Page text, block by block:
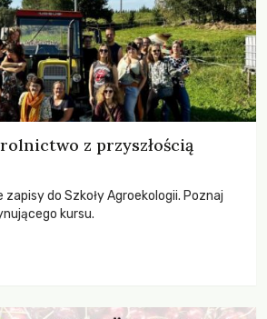
z przyszłością
do Szkoły Agroekologii. Poznaj
kursu.